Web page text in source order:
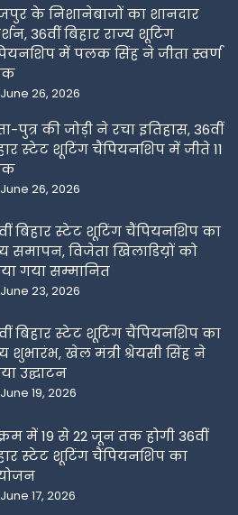
के निशानेबाजों का शानदार
36वीं बिहार राज्य शूटिंग
में पलक सिंह ने जीता स्वर्ण
Posted
on
June 26, 2026
पुत्र की जोड़ी ने रचा इतिहास, 36वीं
स्टेट शूटिंग चैंपियनशिप में जीते 11
Posted
on
June 26, 2026
बिहार स्टेट शूटिंग चैंपियनशिप का
समापन, विजेता खिलाडिय़ों को
गया सम्मानित
Posted
on
June 23, 2026
बिहार स्टेट शूटिंग चैंपियनशिप का
शुभारंभ, खेल मंत्री श्रेयसी सिंह ने
उद्घाटन
Posted
on
June 19, 2026
में 19 से 22 जून तक होगी 36वीं
स्टेट शूटिंग चैंपियनशिप का
Posted
on
June 17, 2026